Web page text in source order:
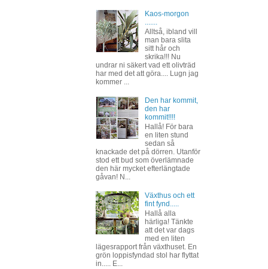
Kaos-morgon
Alltså, ibland vill
man bara slita
sitt hår och
skrika!!! Nu
undrar ni säkert vad ett olivträd
har med det att göra.... Lugn jag
kommer ...
Den har kommit,
den har
kommit!!!!
Hallå! För bara
en liten stund
sedan så
knackade det på dörren. Utanför
stod ett bud som överlämnade
den här mycket efterlängtade
gåvan! N...
Växthus och ett
fint fynd.....
Hallå alla
härliga! Tänkte
att det var dags
med en liten
lägesrapport från växthuset. En
grön loppisfyndad stol har flyttat
in..... E...